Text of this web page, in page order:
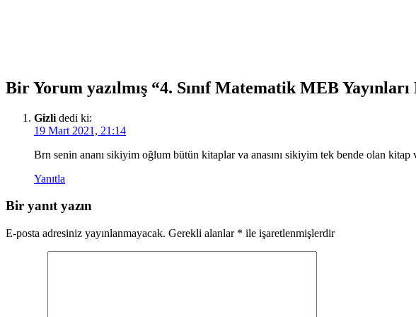
Bir Yorum yazılmış “4. Sınıf Matematik MEB
Gizli dedi ki:
19 Mart 2021, 21:14
Brn senin ananı sikiyim oğlum bütün kitaplar va anasını sikiyim tek bende olan kitap
Yanıtla
Bir yanıt yazın
E-posta adresiniz yayınlanmayacak. Gerekli alanlar * ile işaretlenmişlerdir